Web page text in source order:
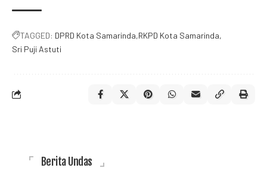
TAGGED: DPRD Kota Samarinda RKPD Kota Samarinda
Sri Puji Astuti
Berita Undas